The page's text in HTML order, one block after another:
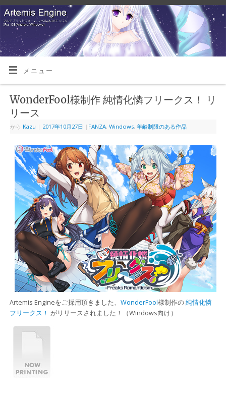
メニュー
WonderFool様制作 純情化憐フリークス！ リ
リース
から Kazu | 2017年10月27日 | FANZA, Windows, 年齢制限のある作品
Artemis Engineをご採用頂きました、 WonderFool様制作の純情化憐
フリークス！ がリリースされました！（Windows向け）